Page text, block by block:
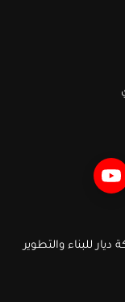
ديار للبناء والتطوير